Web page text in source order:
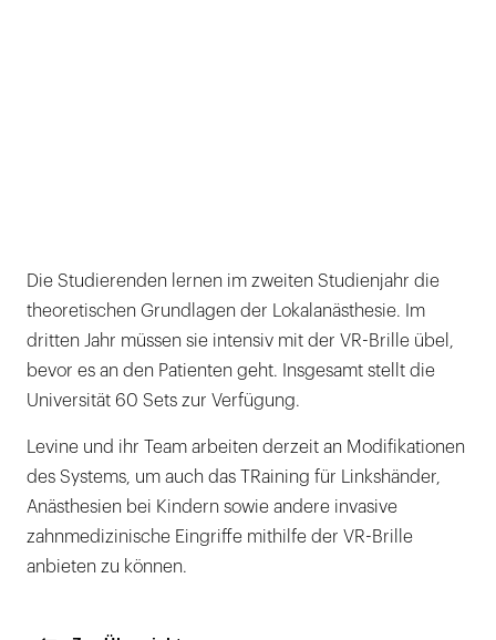
Die Studierenden lernen im zweiten Studienjahr die
theoretischen Grundlagen der Lokalanästhesie. Im
dritten Jahr müssen sie intensiv mit der VR-Brille übel,
bevor es an den Patienten geht. Insgesamt stellt die
Universität 60 Sets zur Verfügung.
Levine und ihr Team arbeiten derzeit an Modifikationen
des Systems, um auch das TRaining für Linkshänder,
Anästhesien bei Kindern sowie andere invasive
zahnmedizinische Eingriffe mithilfe der VR-Brille
anbieten zu können.